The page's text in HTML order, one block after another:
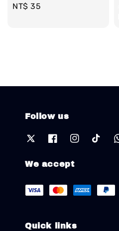
Regular
NT$ 35
Follow us
We accept
Quick links